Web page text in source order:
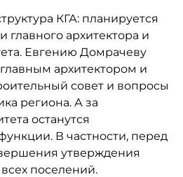
КГА: планируется
главного архитектора и
Евгению Домрачеву
архитектором и
совет и вопросы
региона. А за
останутся
В частности, перед
утверждения
поселений.